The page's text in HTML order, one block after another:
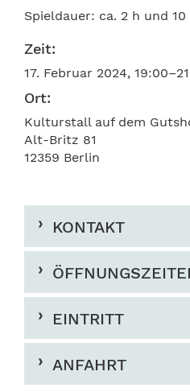
Spieldauer: ca. 2 h und
Zeit:
17. Februar 2024,
Ort:
Kulturstall auf dem
Alt-Britz 81
12359 Berlin
KONTAKT
EINTRITT
ANFAHRT